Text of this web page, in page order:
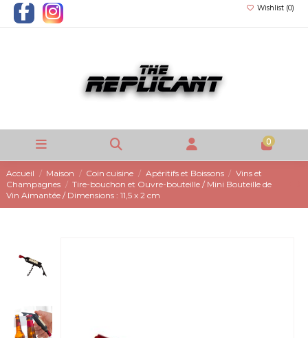
Wishlist (0)
0
Accueil Maison Coin cuisine Apéritifs et Boissons
Vins et
Champagnes
Tire-bouchon et Ouvre-bouteille / Mini Bouteille de
Vin Aimantée / Dimensions : 11,5 x 2 cm